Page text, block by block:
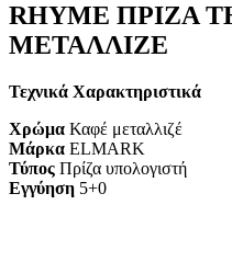
RHYME ΠΡΙΖΑ
ΜΕΤΑΛΛΙΖΕ
Τεχνικά Χαρακτηριστικά
Χρώμα Καφέ μεταλλιζέ
Μάρκα ELMARK
Τύπος Πρίζα υπολογιστή
Εγγύηση 5+0